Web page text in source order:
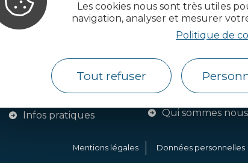
Les cookies nous sont très utiles
navigation, analyser et mesurer
Politique de
Tout refuser
Webcams
Brochures
Infos pratiques
Agence de
Touristique et
d’Armor.
Qui sommes
Mentions légales Données personnelles